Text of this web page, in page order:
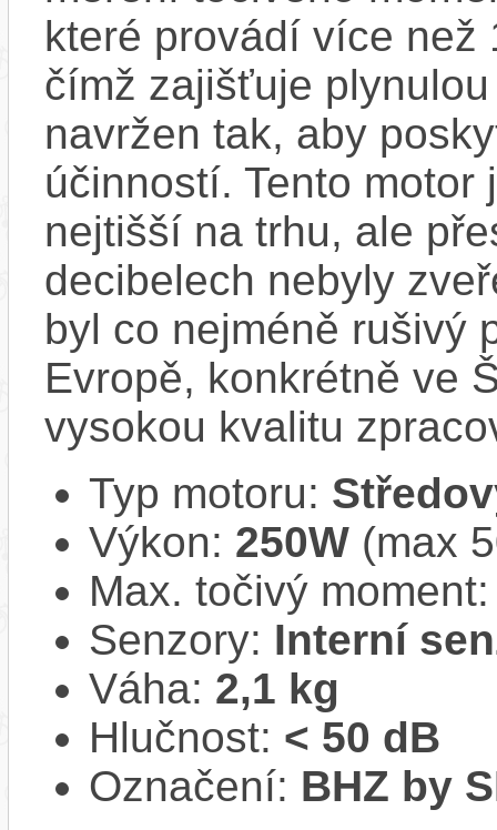
které provádí více než
čímž zajišťuje
navržen tak, aby
účinností​. Tento
nejtišší na trhu, ale
decibelech nebyly
byl co nejméně rušivý
Evropě, konkrétně ve
vysokou kvalitu
Typ motoru:
Výkon: 250W (max
Max. točivý
Senzory: Interní
Váha: 2,1 kg
Hlučnost: < 50 dB
Označení: BHZ by